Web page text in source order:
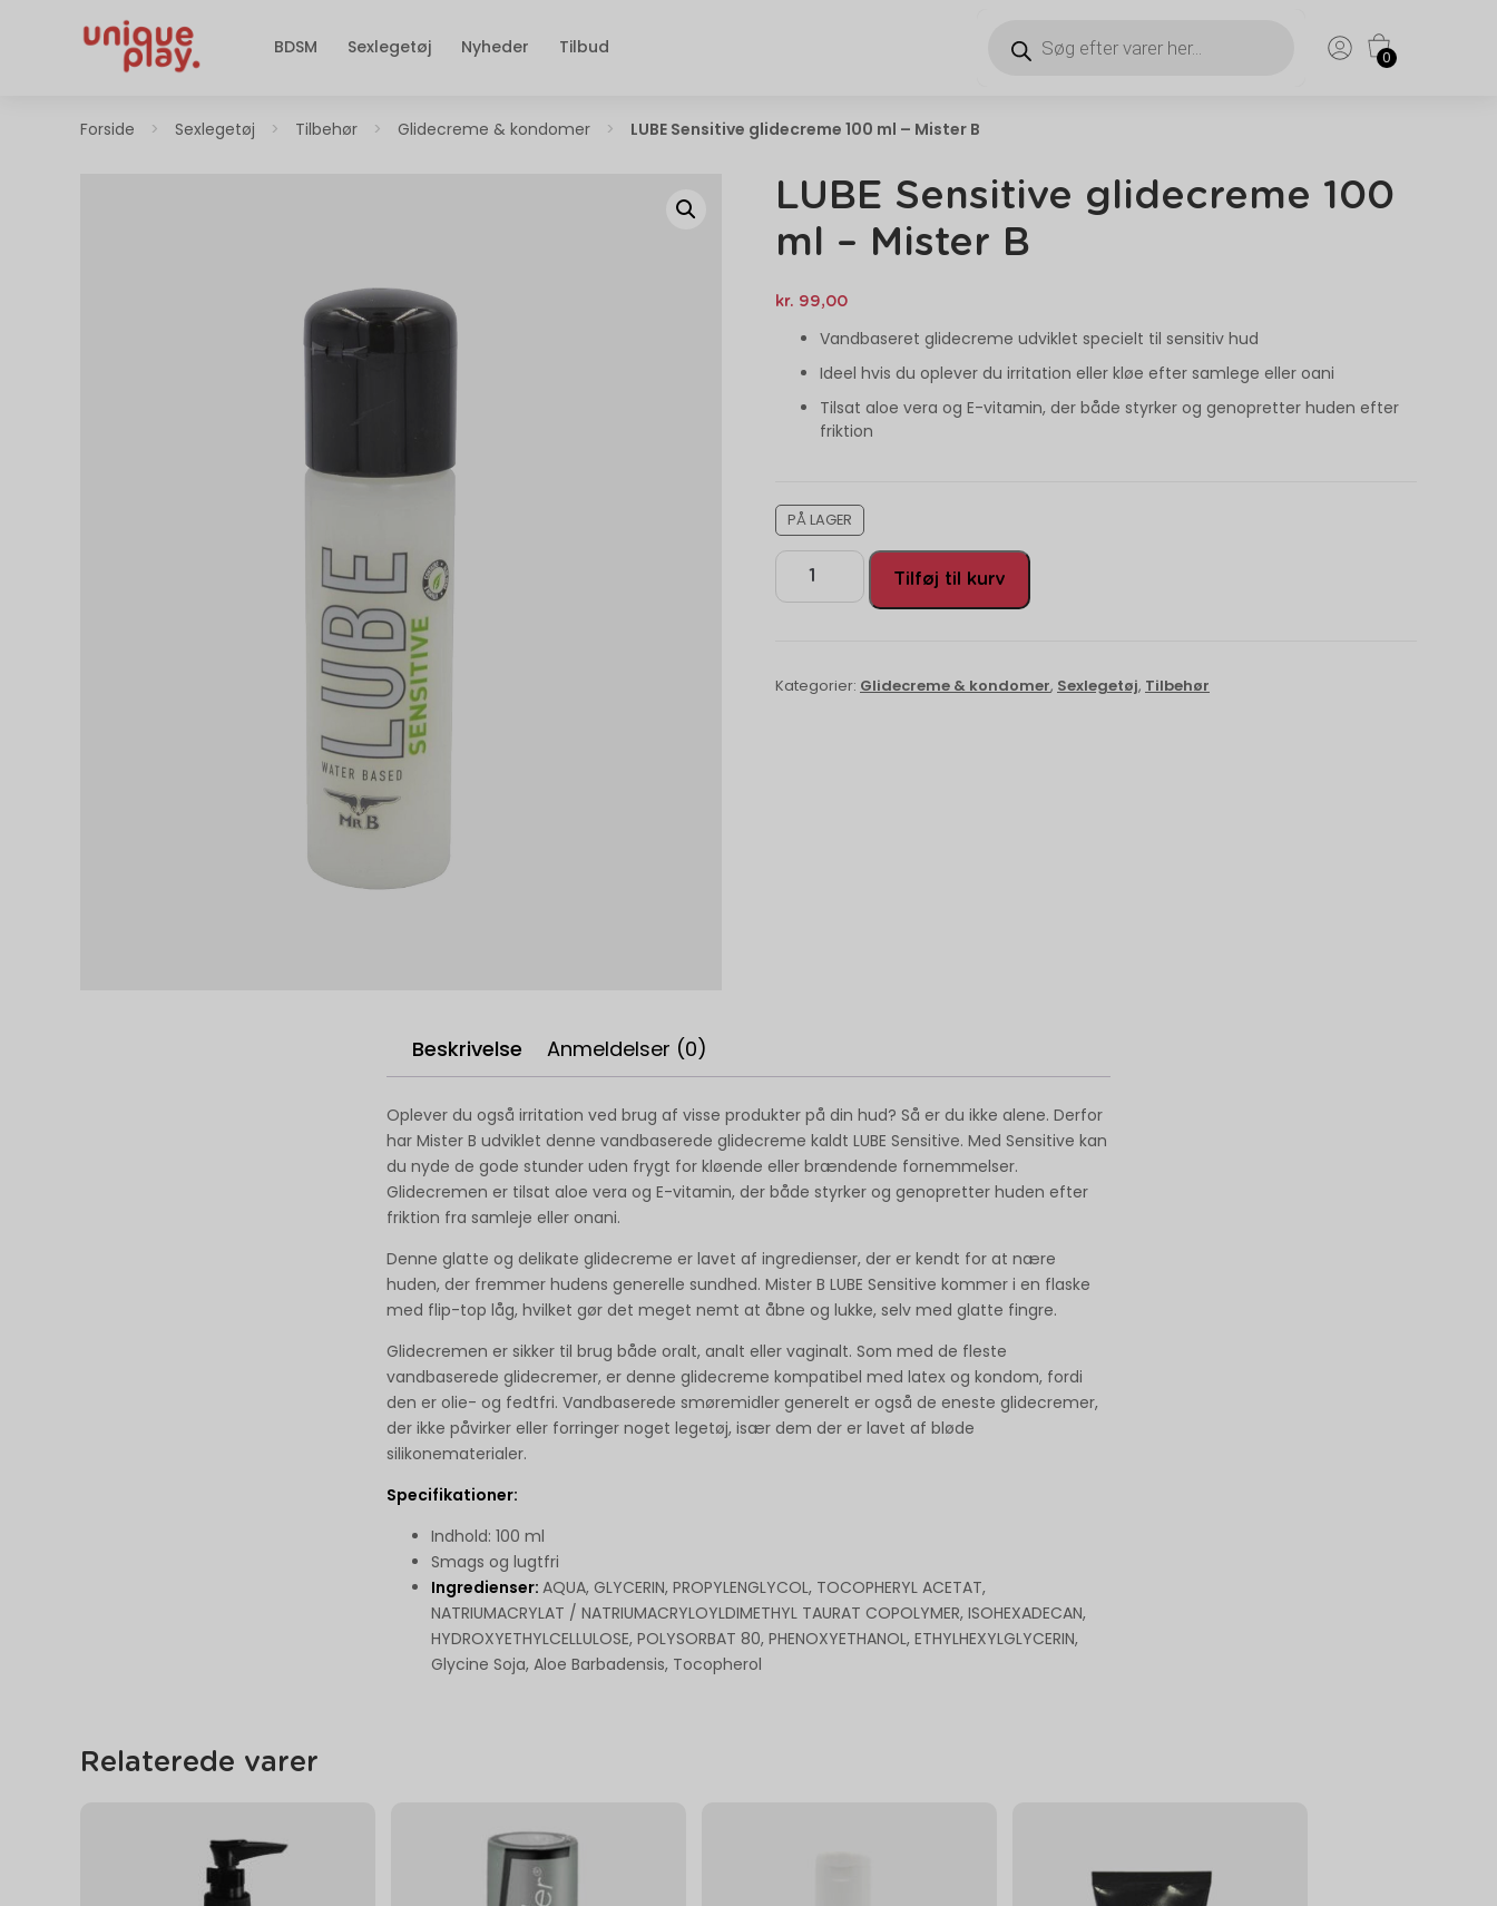
BDSM Sexlegetøj Nyheder Tilbud 0
Forside > Sexlegetøj > Tilbehør > Glidecreme & kondomer > LUBE Sensitive glidecreme 100 ml – Mister B
LUBE Sensitive glidecreme 100
ml – Mister B
kr. 99,00
Vandbaseret glidecreme udviklet specielt til sensitiv hud
Ideel hvis du oplever du irritation eller kløe efter samlege eller oani
Tilsat aloe vera og E-vitamin, der både styrker og genopretter huden efter
friktion
PÅ LAGER
Tilføj til kurv
Kategorier: Glidecreme & kondomer, Sexlegetøj, Tilbehør
Beskrivelse Anmeldelser (0)
Oplever du også irritation ved brug af visse produkter på din hud? Så er du ikke alene. Derfor
har Mister B udviklet denne vandbaserede glidecreme kaldt LUBE Sensitive. Med Sensitive kan
du nyde de gode stunder uden frygt for kløende eller brændende fornemmelser.
Glidecremen er tilsat aloe vera og E-vitamin, der både styrker og genopretter huden efter
friktion fra samleje eller onani.
Denne glatte og delikate glidecreme er lavet af ingredienser, der er kendt for at nære
huden, der fremmer hudens generelle sundhed. Mister B LUBE Sensitive kommer i en flaske
med flip-top låg, hvilket gør det meget nemt at åbne og lukke, selv med glatte fingre.
Glidecremen er sikker til brug både oralt, analt eller vaginalt. Som med de fleste
vandbaserede glidecremer, er denne glidecreme kompatibel med latex og kondom, fordi
den er olie- og fedtfri. Vandbaserede smøremidler generelt er også de eneste glidecremer,
der ikke påvirker eller forringer noget legetøj, især dem der er lavet af bløde
silikonematerialer.
Specifikationer:
Indhold: 100 ml
Smags og lugtfri
Ingredienser: AQUA, GLYCERIN, PROPYLENGLYCOL, TOCOPHERYL ACETAT,
NATRIUMACRYLAT / NATRIUMACRYLOYLDIMETHYL TAURAT COPOLYMER, ISOHEXADECAN,
HYDROXYETHYLCELLULOSE, POLYSORBAT 80, PHENOXYETHANOL, ETHYLHEXYLGLYCERIN,
Glycine Soja, Aloe Barbadensis, Tocopherol
Relaterede varer